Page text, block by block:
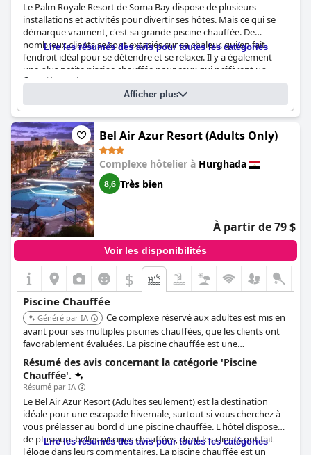
Le Palm Royale Resort de Soma Bay dispose de plusieurs
installations et activités pour divertir ses hôtes. Mais ce qui se
démarque vraiment, c'est sa grande piscine chauffée. De
nombreux clients se sont extasiés sur sa chaleur, qui en fait
l'endroit idéal pour se détendre et se relaxer. Il y a également
une plus petite piscine chauffée pour ceux qui préfèrent un
cadre plus intime. La piscine chauffée est même située dans le
spa du complexe, ce qui permet aux clients de combiner la
natation avec d'autres soins de relaxation. Cependant, un client
a regretté que la piscine ne soit pas chauffée, tandis qu'un autre
a mentionné un problème avec le groom qui ne s'est pas
présenté au moment du départ. Dans l'ensemble, la majorité
des clients ont été satisfaits de l'expérience de la piscine
chauffée au Palm Royale Resort.
Lire les résumés des avis pour toutes les catégories
Questionnaire
Réponses mises à jour dernièrement par Palm Royale Resort - Soma
Bay
Nombre de piscines 3
Piscine 1 information
Emplacement de la piscine:
Surface de la piscine: 5000 m 2
Afficher plus
Bel Air Azur Resort (Adults Only)
Complexe hôtelier à Hurghada
8,6 Très bien
À partir de 79 $
Voir les disponibilités
$
Piscine Chauffée
Généré par IA
Ce complexe réservé aux adultes est mis en
avant pour ses multiples piscines chauffées, que les clients ont
favorablement évaluées. La piscine chauffée est une
caractéristique importante pour une escapade hivernale.
Résumé des avis concernant la catégorie 'Piscine
Chauffée'.
Résumé par IA
Le Bel Air Azur Resort (Adultes seulement) est la destination
idéale pour une escapade hivernale, surtout si vous cherchez à
vous prélasser au bord d'une piscine chauffée. L'hôtel dispose
de plusieurs belles piscines chauffées, dont les clients ont fait
l'éloge dans leurs commentaires. La piscine chauffée est un
Lire les résumés des avis pour toutes les catégories